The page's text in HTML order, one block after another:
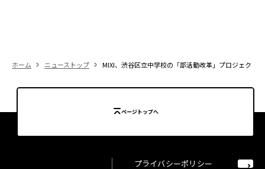
ホーム ニューストップ MIXI、渋谷区立中学校の「部活動改革」プロジェクト
ページトップへ
プライバシーポリシー